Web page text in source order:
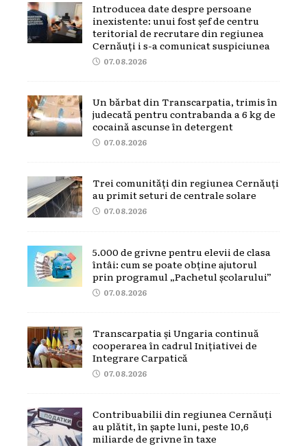
Introducea date despre persoane
inexistente: unui fost șef de centru
teritorial de recrutare din regiunea
Cernăuți i s-a comunicat suspiciunea
07.08.2026
Un bărbat din Transcarpatia, trimis în
judecată pentru contrabanda a 6 kg de
cocaină ascunse în detergent
07.08.2026
Trei comunități din regiunea Cernăuți
au primit seturi de centrale solare
07.08.2026
5.000 de grivne pentru elevii de clasa
întâi: cum se poate obține ajutorul
prin programul „Pachetul școlarului”
07.08.2026
Transcarpatia și Ungaria continuă
cooperarea în cadrul Inițiativei de
Integrare Carpatică
07.08.2026
Contribuabilii din regiunea Cernăuți
au plătit, în șapte luni, peste 10,6
miliarde de grivne în taxe